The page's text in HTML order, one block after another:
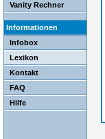
Vanity Rechner
Informationen
Infobox
Lexikon
Kontakt
FAQ
Hilfe